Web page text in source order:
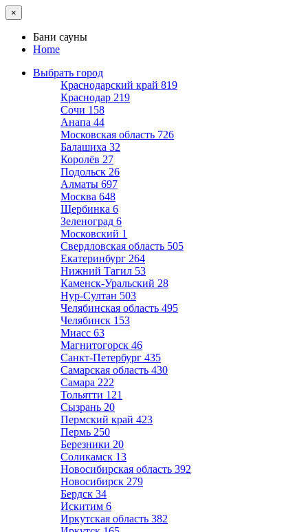
×
Бани сауны
Home
Выбрать город
Краснодарский край 819
Краснодар 219
Сочи 158
Анапа 44
Московская область 726
Балашиха 32
Королёв 27
Подольск 26
Алматы 697
Москва 648
Щербинка 6
Зеленоград 6
Московский 1
Свердловская область 505
Екатеринбург 264
Нижний Тагил 53
Каменск-Уральский 28
Нур-Султан 503
Челябинская область 495
Челябинск 153
Миасс 63
Магнитогорск 46
Санкт-Петербург 435
Самарская область 430
Самара 222
Тольятти 121
Сызрань 20
Пермский край 423
Пермь 250
Березники 20
Соликамск 13
Новосибирская область 392
Новосибирск 279
Бердск 34
Искитим 6
Иркутская область 382